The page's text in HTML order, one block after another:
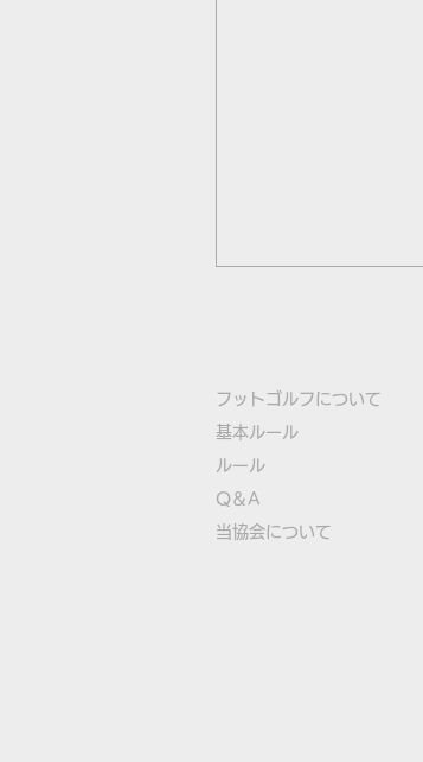
古田選手が日本
位タイ！フットゴ
フットゴルフについて
基本ルール
ルール
Q＆A
​当協会について